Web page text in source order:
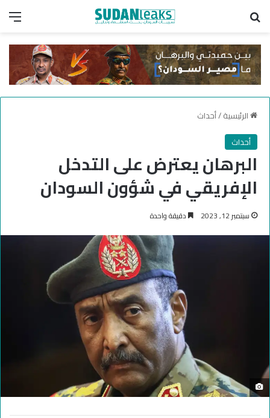
الرئيسية/أحداث
أحداث
البرهان يعترض على التدخل
الإفريقي في شؤون السودان
سبتمبر 12, 2023 دقيقة واحدة